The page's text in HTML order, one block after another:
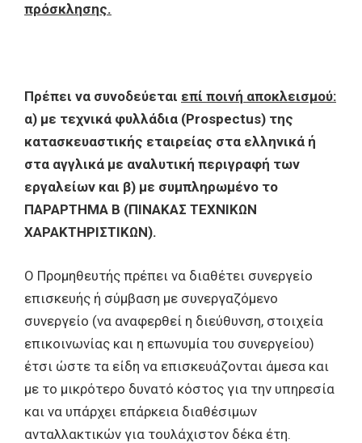
πρόσκλησης.
Πρέπει να συνοδεύεται επί ποινή αποκλεισμού:
α) με τεχνικά φυλλάδια (Prospectus) της
κατασκευαστικής εταιρείας στα ελληνικά ή
στα αγγλικά με αναλυτική περιγραφή των
εργαλείων και β) με συμπληρωμένο το
ΠΑΡΑΡΤΗΜΑ Β (ΠΙΝΑΚΑΣ ΤΕΧΝΙΚΩΝ
ΧΑΡΑΚΤΗΡΙΣΤΙΚΩΝ).
Ο Προμηθευτής πρέπει να διαθέτει συνεργείο
επισκευής ή σύμβαση με συνεργαζόμενο
συνεργείο (να αναφερθεί η διεύθυνση, στοιχεία
επικοινωνίας και η επωνυμία του συνεργείου)
έτσι ώστε τα είδη να επισκευάζονται άμεσα και
με το μικρότερο δυνατό κόστος για την υπηρεσία
και να υπάρχει επάρκεια διαθέσιμων
ανταλλακτικών για τουλάχιστον δέκα έτη.